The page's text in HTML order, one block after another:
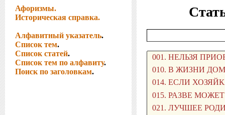
Афоризмы.
Историческая справка.
Алфавитный указатель.
Список тем.
Список статей.
Список тем по алфавиту.
Поиск по заголовкам.